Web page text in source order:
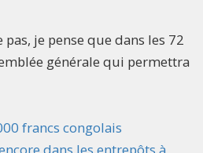
je pense que dans les 72
générale qui permettra
francs congolais